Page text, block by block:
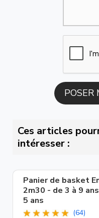
Ces articles
intéresser :
Panier de basket
2m30 - de 3 à 9
5 ans
(64)